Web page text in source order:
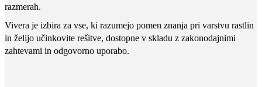
razmerah.
Vivera je izbira za vse, ki razumejo pomen znanja pri varstvu rastlin
in želijo učinkovite rešitve, dostopne v skladu z zakonodajnimi
zahtevami in odgovorno uporabo.